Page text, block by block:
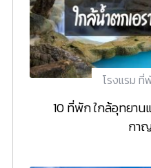
โรงแรม
10 ที่พัก ใกล้อุทยา
กา